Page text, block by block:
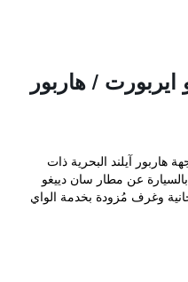
/ هاربور
هاربور آيلند البحرية ذات
ويبعُد مسافة 5 دقائق بالسيارة عن مطار سان دييغو
وغرف مُزودة بخدمة الواي